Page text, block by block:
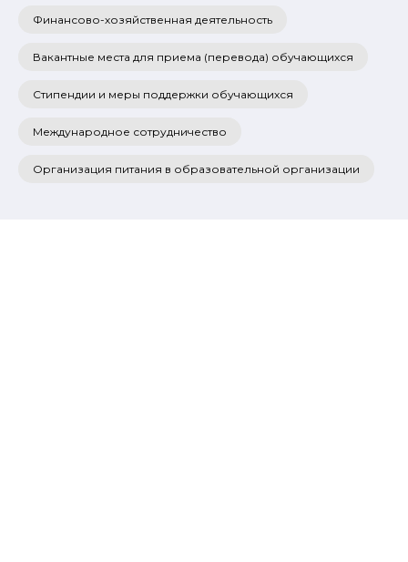
Финансово-хозяйственная деятельность
Вакантные места для приема (перевода) обучающихся
Стипендии и меры поддержки обучающихся
Международное сотрудничество
Организация питания в образовательной организации